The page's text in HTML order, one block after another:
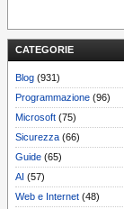
CATEGORIE
Blog (931)
Programmazione (96)
Microsoft (75)
Sicurezza (66)
Guide (65)
AI (57)
Web e Internet (48)